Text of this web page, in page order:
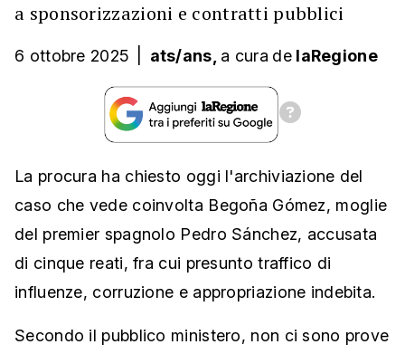
a sponsorizzazioni e contratti pubblici
6 ottobre 2025 ats/ans, a cura de laRegione
La procura ha chiesto oggi l'archiviazione del
caso che vede coinvolta Begoña Gómez, moglie
del premier spagnolo Pedro Sánchez, accusata
di cinque reati, fra cui presunto traffico di
influenze, corruzione e appropriazione indebita.
Secondo il pubblico ministero, non ci sono prove